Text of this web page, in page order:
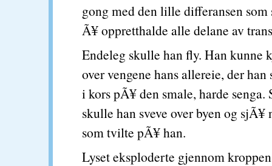
gong med den lille differansen
Ã¥ oppretthalde alle delane av
Endeleg skulle han fly. Han kunne
over vengene hans allereie, der han
i kors pÃ¥ den smale, harde senga.
skulle han sveve over byen og
som tvilte pÃ¥ han.
Lyset eksploderte gjennom